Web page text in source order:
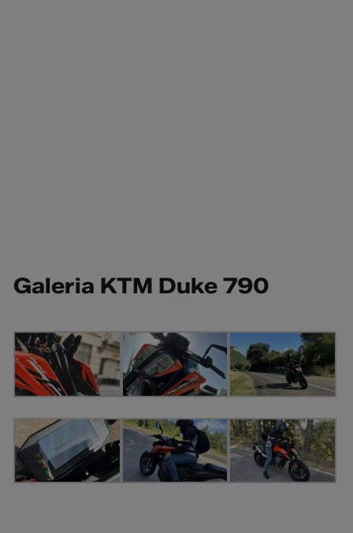
Galeria KTM Duke 790